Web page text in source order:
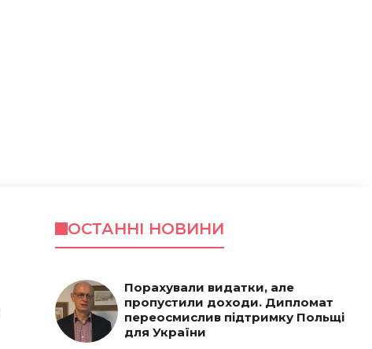
ОСТАННІ НОВИНИ
Порахували видатки, але
пропустили доходи. Дипломат
переосмислив підтримку Польщі
для України